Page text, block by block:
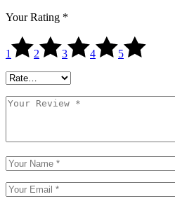
Your Rating *
1 2 3 4 5